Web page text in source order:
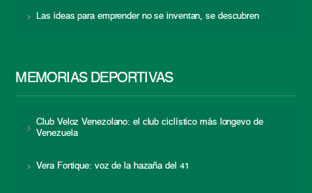
Las ideas para emprender no se inventan, se descubren
MEMORIAS DEPORTIVAS
Club Veloz Venezolano: el club ciclístico más longevo de
Venezuela
Vera Fortique: voz de la hazaña del 41